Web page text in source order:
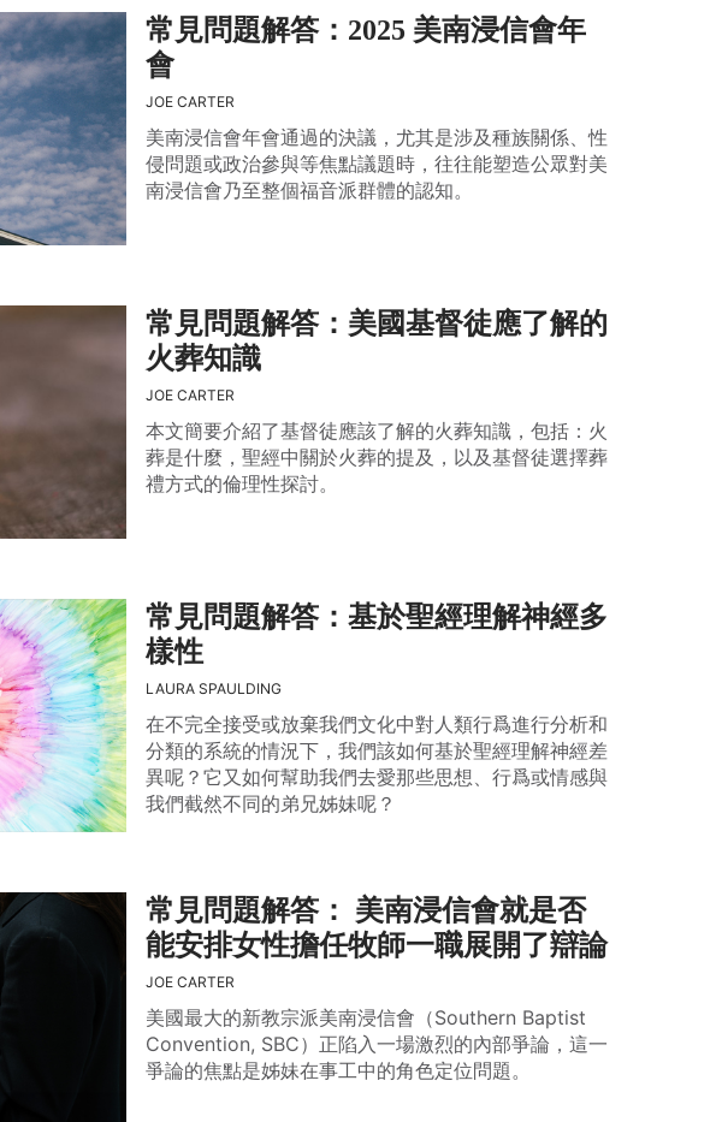
常見問題解答：2025 美南浸信會年
會
JOE CARTER
美南浸信會年會通過的決議，尤其是涉及種族關係、性
侵問題或政治參與等焦點議題時，往往能塑造公眾對美
南浸信會乃至整個福音派群體的認知。
常見問題解答：美國基督徒應了解的
火葬知識
JOE CARTER
本文簡要介紹了基督徒應該了解的火葬知識，包括：火
葬是什麼，聖經中關於火葬的提及，以及基督徒選擇葬
禮方式的倫理性探討。
常見問題解答：基於聖經理解神經多
樣性
LAURA SPAULDING
在不完全接受或放棄我們文化中對人類行爲進行分析和
分類的系統的情況下，我們該如何基於聖經理解神經差
異呢？它又如何幫助我們去愛那些思想、行爲或情感與
我們截然不同的弟兄姊妹呢？
常見問題解答： 美南浸信會就是否
能安排女性擔任牧師一職展開了辯論
JOE CARTER
美國最大的新教宗派美南浸信會（Southern Baptist
Convention, SBC）正陷入一場激烈的內部爭論，這一
爭論的焦點是姊妹在事工中的角色定位問題。